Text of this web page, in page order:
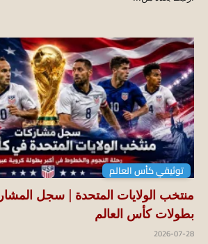
توثيقي كأس العالم
منتخب الولايات المتحدة | سجل
بطولات كأس العالم
2026-07-28